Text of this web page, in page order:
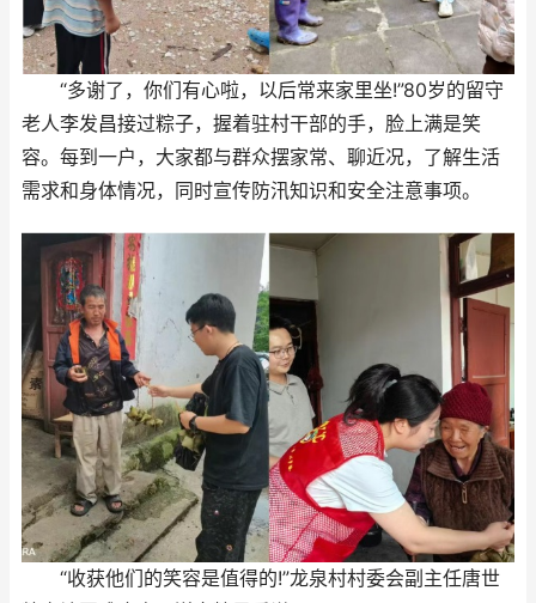
“多谢了，你们有心啦，以后常来家里坐!”80岁的留守
老人李发昌接过粽子，握着驻村干部的手，脸上满是笑
容。每到一户，大家都与群众摆家常、聊近况，了解生活
需求和身体情况，同时宣传防汛知识和安全注意事项。
“收获他们的笑容是值得的!”龙泉村村委会副主任唐世